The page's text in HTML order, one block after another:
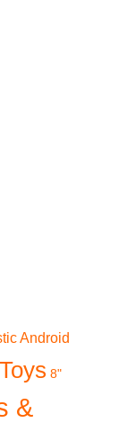
Android
8"
&